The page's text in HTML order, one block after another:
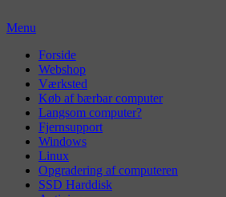
to
Menu
Primær
menu
Forside
Webshop
Værksted
Køb af bærbar computer
Langsom computer?
Fjernsupport
Windows
Linux
Opgradering af computeren
SSD Harddisk